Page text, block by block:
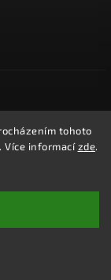
tohoto
Více informacízde.